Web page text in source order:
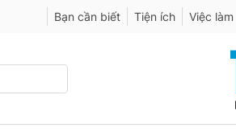
Bạn cần biết Tiện ích Việc làm